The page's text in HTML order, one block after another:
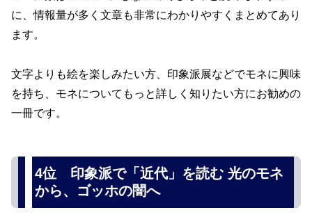
に、情報量が多く文章も非常にわかりやすくまとめてあり
ます。
文字よりも絵を楽しみたい方、印象派展などでモネに興味
を持ち、モネについてもっと詳しく知りたい方にお勧めの
一冊です。
4位 印象派で「近代」を読む 光のモネ
から、ゴッホの闇へ